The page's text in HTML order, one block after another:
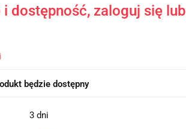
i dostępność, zaloguj się lub
będzie dostępny
3 dni